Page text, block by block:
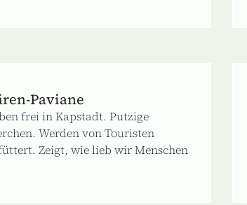
Paviane
frei in Kapstadt. Putzige
Werden von Touristen
Zeigt, wie lieb wir Menschen